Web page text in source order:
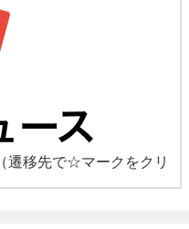
（遷移先で☆マークをクリ